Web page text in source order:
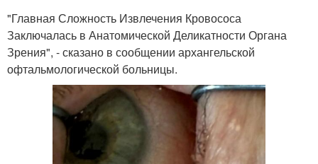
"Главная Сложность Извлечения Кровососа
Заключалась в Анатомической Деликатности Органа
Зрения", - сказано в сообщении архангельской
офтальмологической больницы.